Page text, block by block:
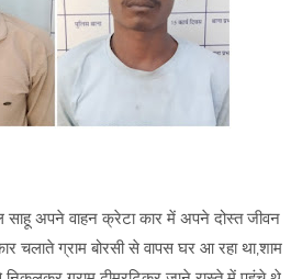
साहू अपने वाहन क्रेटा कार में अपने दोस्त जीवन
चलाते ग्राम बोरसी से वापस घर आ रहा था,शाम